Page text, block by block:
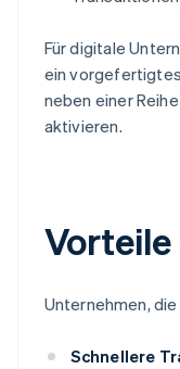
Für digitale
ein
neben einer
aktivieren.
Unternehmen,
Schnellere